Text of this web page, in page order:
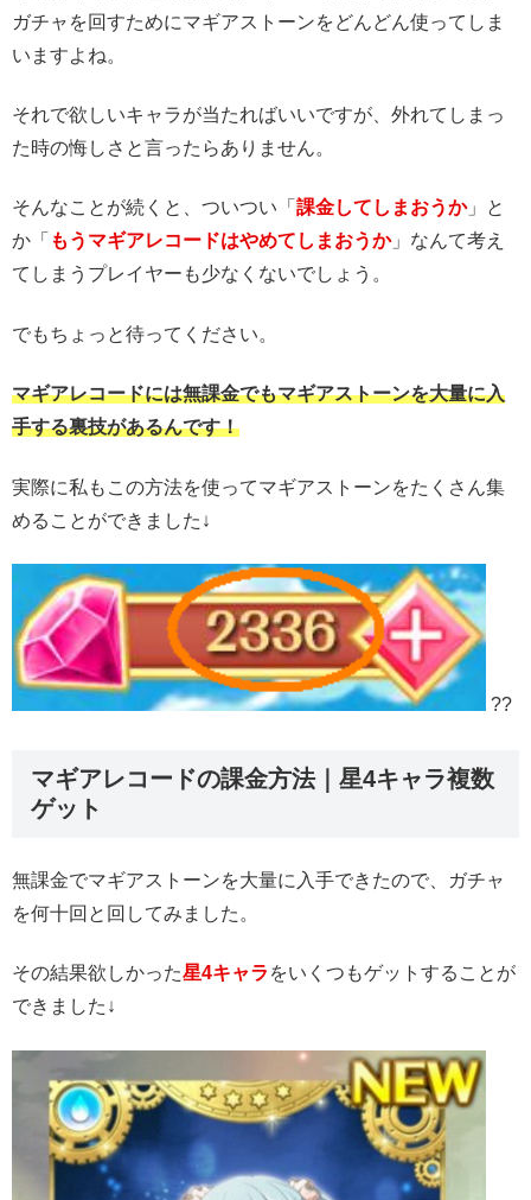
ガチャを回すためにマギアストーンをどんどん使ってしま
いますよね。
それで欲しいキャラが当たればいいですが、外れてしまっ
た時の悔しさと言ったらありません。
そんなことが続くと、ついつい「 課金してしまおうか」と
か「 もうマギアレコードはやめてしまおうか」なんて考え
てしまうプレイヤーも少なくないでしょう。
でもちょっと待ってください。
マギアレコードには無課金でもマギアストーンを大量に入
手する裏技があるんです！
実際に私もこの方法を使ってマギアストーンをたくさん集
めることができました↓
??
マギアレコードの課金方法｜星4キャラ複数
ゲット
無課金でマギアストーンを大量に入手できたので、ガチャ
を何十回と回してみました。
その結果欲しかった星4キャラ をいくつもゲットすることが
できました↓